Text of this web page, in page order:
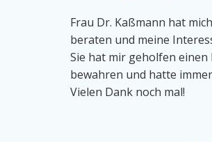
Frau Dr. Kaßmann hat
beraten und meine
Sie hat mir geholfen
bewahren und hatte
Vielen Dank noch mal!